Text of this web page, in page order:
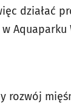
działać
Aquaparku
rozwój